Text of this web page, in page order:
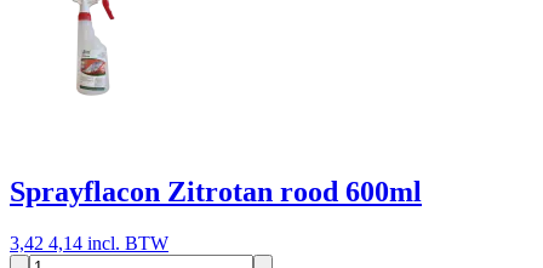
Sprayflacon Zitrotan rood 600ml
3,42 4,14 incl. BTW